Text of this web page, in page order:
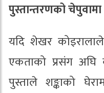
पुस्तान्तरणको
यदि शेखर
एकताको प्रसंग
पुस्ताले शङ्काको